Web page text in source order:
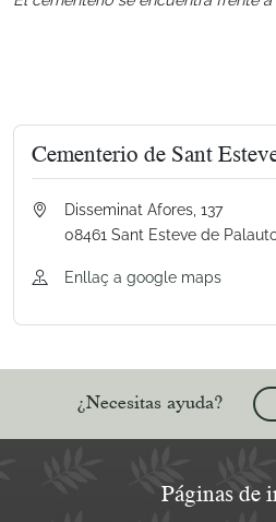
Cementerio de Sant
Disseminat Afores, 137
08461 Sant Esteve de
Enllaç a google maps
¿Necesitas ayuda?
Páginas de